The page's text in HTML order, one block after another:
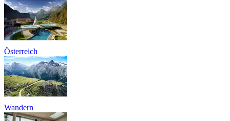
Österreich
Wandern